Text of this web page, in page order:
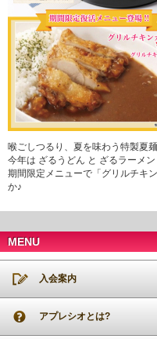
喉ごしつるり、夏を味わう特製夏麺
今年は ざるうどん と ざるラーメン
期間限定メニューで「グリルチキ
か♪
MENU
入会案内
アプレシオとは?